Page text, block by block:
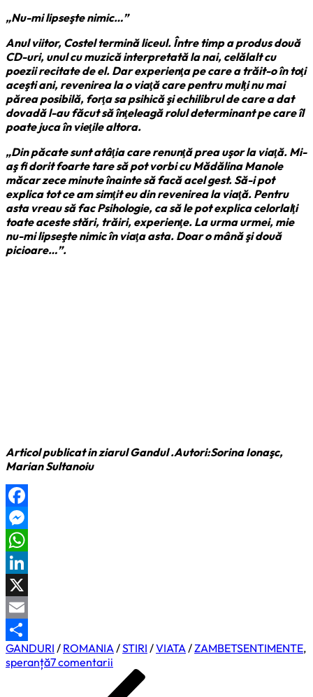
„Nu-mi lipseşte nimic…”
Anul viitor, Costel termină liceul. Între timp a produs două
CD-uri, unul cu muzică interpretată la nai, celălalt cu
poezii recitate de el. Dar experienţa pe care a trăit-o în toţi
aceşti ani, revenirea la o viaţă care pentru mulţi nu mai
părea posibilă, forţa sa psihică şi echilibrul de care a dat
dovadă l-au făcut să înţeleagă rolul determinant pe care îl
poate juca în vieţile altora.
„Din păcate sunt atâţia care renunţă prea uşor la viaţă. Mi-
aş fi dorit foarte tare să pot vorbi cu Mădălina Manole
măcar zece minute înainte să facă acel gest. Să-i pot
explica tot ce am simţit eu din revenirea la viaţă. Pentru
asta vreau să fac Psihologie, ca să le pot explica celorlalţi
toate aceste stări, trăiri, experienţe. La urma urmei, mie
nu-mi lipseşte nimic în viaţa asta. Doar o mână şi două
picioare…”.
Articol publicat in ziarul Gandul .Autori:Sorina Ionaşc,
Marian Sultanoiu
Facebook
Messenger
WhatsApp
LinkedIn
X
Email
Partajează
GANDURI / ROMANIA /STIRI /VIATA /ZAMBETSENTIMENTE,
speranță7 comentarii
Romanii
altfel
Previous